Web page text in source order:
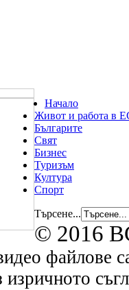
Начало
Живот и работа в
Българите
Свят
Бизнес
Туризъм
Култура
Спорт
Търсене...
© 2016
файлове